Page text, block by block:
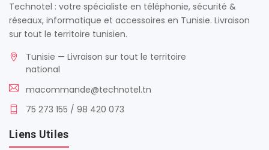
Technotel : votre spécialiste en téléphonie, sécurité &
réseaux, informatique et accessoires en Tunisie. Livraison
sur tout le territoire tunisien.
Tunisie — Livraison sur tout le territoire
national
macommande@technotel.tn
75 273 155 / 98 420 073
Liens Utiles